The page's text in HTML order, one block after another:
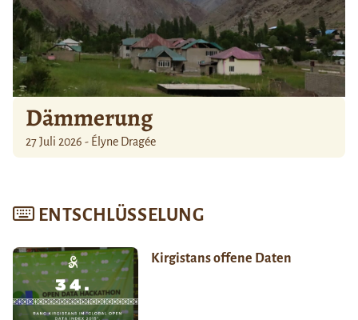
Dämmerung
27 Juli 2026 - Élyne Dragée
ENTSCHLÜSSELUNG
Kirgistans offene Daten